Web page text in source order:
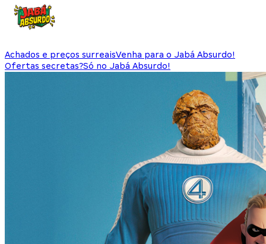
Achados e preços surreaisVenha para o Jabá Absurdo!
Ofertas secretas?Só no Jabá Absurdo!